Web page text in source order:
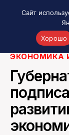
Проекты
Здоровье
Фото с
ЭКОНОМИКА
Сайт
Хорошо